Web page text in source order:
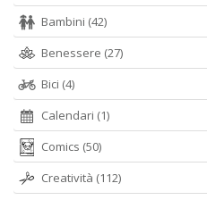
Bambini (42)
Benessere (27)
Bici (4)
Calendari (1)
Comics (50)
Creatività (112)